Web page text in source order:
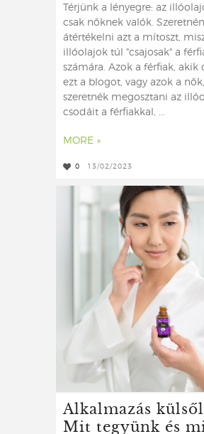
Térjünk a lényegre: az
csak nőknek valók.
átértékelni azt a mítoszt,
illóolajok túl "csajosak" a
számára. Azok a férfiak, akik
ezt a blogot, vagy azok a
szeretnék megosztani az
csodáit a férfiakkal, ...
MORE »
0 13/02/2023
Alkalmazás
Mit tegyünk és